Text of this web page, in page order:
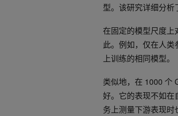
型。该研究详细分析
在固定的模型尺度上
此。例如，仅在人
上训练的相同模型。
类似地，在 1000 个
好。它的表现不如
务上测量下游表现时